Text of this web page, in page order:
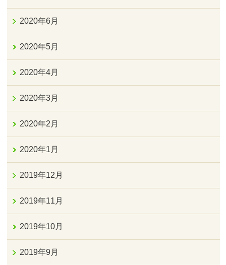
2020年6月
2020年5月
2020年4月
2020年3月
2020年2月
2020年1月
2019年12月
2019年11月
2019年10月
2019年9月